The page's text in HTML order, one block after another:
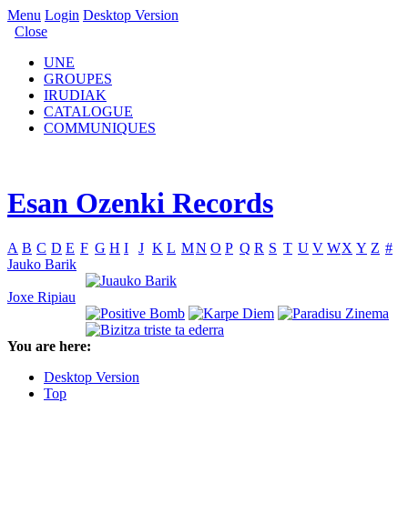
Menu Login Desktop Version
Close
UNE
GROUPES
IRUDIAK
CATALOGUE
COMMUNIQUES
Esan Ozenki Records
A B C D E F G H I J K L MN O P Q R S T U V WX Y Z #
Jauko Barik
Joxe Ripiau
You are here:
Desktop Version
Top